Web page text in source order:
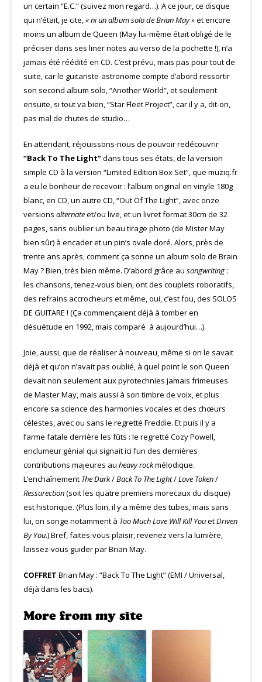
un certain “E.C.” (suivez mon regard…). A ce jour, ce disque
qui n’était, je cite,« ni un album solo de Brian May »et encore
moins un album de Queen (May lui-même était obligé de le
préciser dans ses liner notes au verso de la pochette !), n’a
jamais été réédité en CD. C’est prévu, mais pas pour tout de
suite, car le guitariste-astronome compte d’abord ressortir
son second album solo, “Another World”, et seulement
ensuite, si tout va bien, “Star Fleet Project”, car il y a, dit-on,
pas mal de chutes de studio…
En attendant, réjouissons-nous de pouvoir redécouvrir
“Back To The Light”dans tous ses états, de la version
simple CD à la version “Limited Edition Box Set”, que muziq.fr
a eu le bonheur de recevoir : l’album original en vinyle 180g
blanc, en CD, un autre CD, “Out Of The Light”, avec onze
versions alternateet/ou live, et un livret format 30cm de 32
pages, sans oublier un beau tirage photo (de Mister May
bien sûr) à encader et un pin’s ovale doré. Alors, près de
trente ans après, comment ça sonne un album solo de Brain
May ? Bien, très bien même. D’abord grâce au songwriting :
les chansons, tenez-vous bien, ont des couplets roboratifs,
des refrains accrocheurs et même, oui, c’est fou, des SOLOS
DE GUITARE ! (Ça commençaient déjà à tomber en
désuétude en 1992, mais comparé à aujourd’hui…).
Joie, aussi, que de réaliser à nouveau, même si on le savait
déjà et qu’on n’avait pas oublié, à quel point le son Queen
devait non seulement aux pyrotechnies jamais frimeuses
de Master May, mais aussi à son timbre de voix, et plus
encore sa science des harmonies vocales et des chœurs
célestes, avec ou sans le regretté Freddie. Et puis il y a
l’arme fatale derrière les fûts : le regretté Cozy Powell,
enclumeur génial qui signait ici l’un des dernières
contributions majeures au heavy rockmélodique.
L’enchaînement The Dark/Back To The Light/Love Token/
Ressurection(soit les quatre premiers morecaux du disque)
est historique. (Plus loin, il y a même des tubes, mais sans
lui, on songe notamment à Too Much Love Will Kill YouetDriven
By You.) Bref, faites-vous plaisir, revenez vers la lumière,
laissez-vous guider par Brian May.
COFFRET Brian May : “Back To The Light” (EMI / Universal,
déjà dans les bacs).
More from my site